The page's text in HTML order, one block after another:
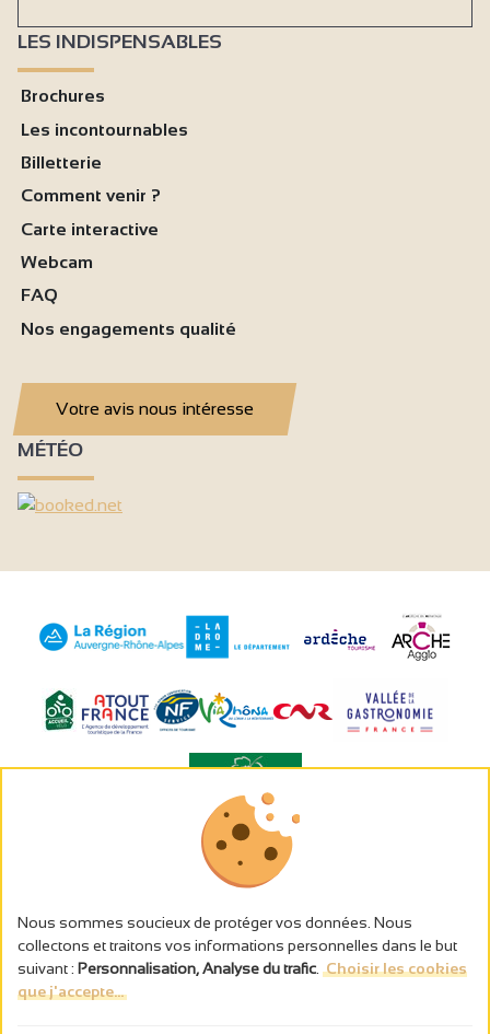
LES INDISPENSABLES
Brochures
Les incontournables
Billetterie
Comment venir ?
Carte interactive
Webcam
FAQ
Nos engagements qualité
Votre avis nous intéresse
MÉTÉO
L’abus d’alcool est dangereux pour la santé, à consommer avec
modération.
Mentions légales
Politique de confidentialité
Fait en france par
Nous sommes soucieux de protéger vos données. Nous
collectons et traitons vos informations personnelles dans le but
suivant : Personnalisation, Analyse du trafic Choisir les cookies
que j'accepte...